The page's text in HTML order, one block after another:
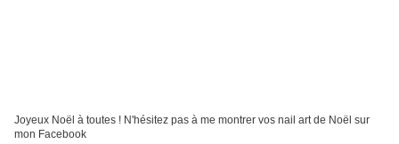
Joyeux Noël à toutes ! N'hésitez pas à me montrer vos nail art de Noël sur
mon Facebook